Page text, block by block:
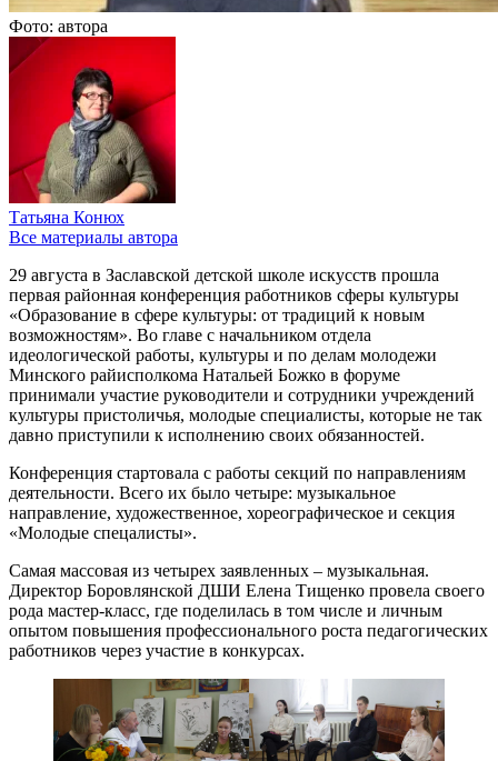
Фото: автора
Татьяна Конюх
Все материалы автора
29 августа в Заславской детской школе искусств прошла
первая районная конференция работников сферы культуры
«Образование в сфере культуры: от традиций к новым
возможностям». Во главе с начальником отдела
идеологической работы, культуры и по делам молодежи
Минского райисполкома Натальей Божко в форуме
принимали участие руководители и сотрудники учреждений
культуры пристоличья, молодые специалисты, которые не так
давно приступили к исполнению своих обязанностей.
Конференция стартовала с работы секций по направлениям
деятельности. Всего их было четыре: музыкальное
направление, художественное, хореографическое и секция
«Молодые спецалисты».
Самая массовая из четырех заявленных – музыкальная.
Директор Боровлянской ДШИ Елена Тищенко провела своего
рода мастер-класс, где поделилась в том числе и личным
опытом повышения профессионального роста педагогических
работников через участие в конкурсах.